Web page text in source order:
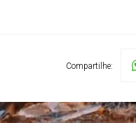
Compartilhe: